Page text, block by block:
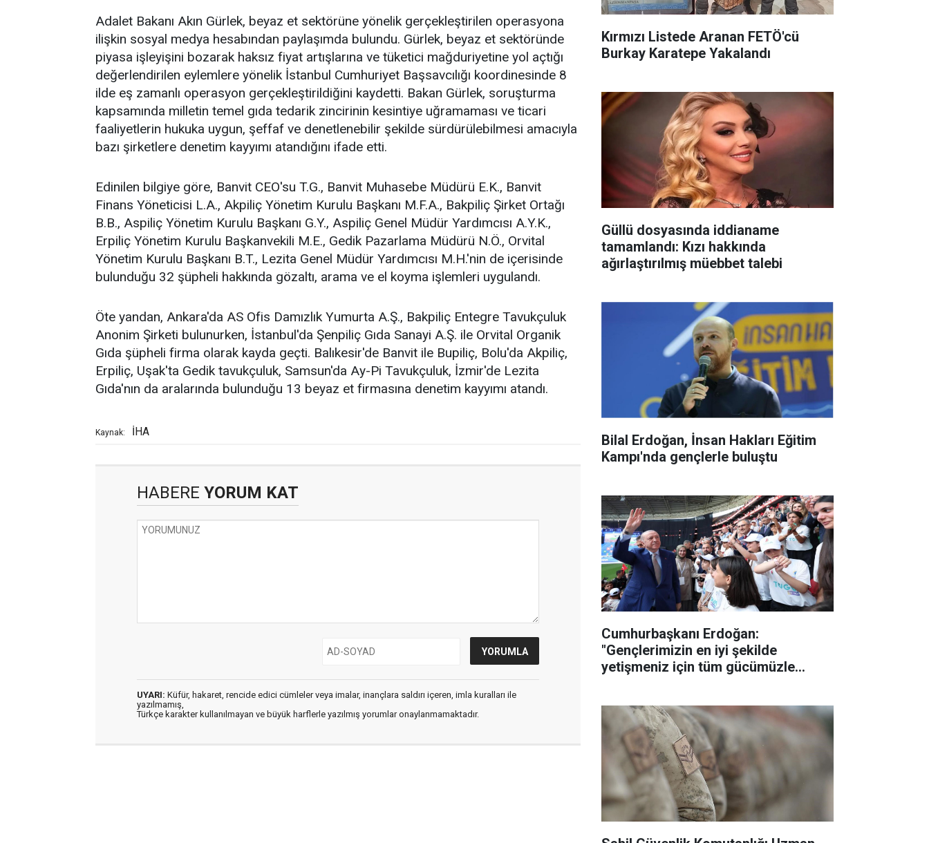
Adalet Bakanı Akın Gürlek, beyaz et sektörüne yönelik gerçekleştirilen operasyona
ilişkin sosyal medya hesabından paylaşımda bulundu. Gürlek, beyaz et sektöründe
piyasa işleyişini bozarak haksız fiyat artışlarına ve tüketici mağduriyetine yol açtığı
değerlendirilen eylemlere yönelik İstanbul Cumhuriyet Başsavcılığı koordinesinde 8
ilde eş zamanlı operasyon gerçekleştirildiğini kaydetti. Bakan Gürlek, soruşturma
kapsamında milletin temel gıda tedarik zincirinin kesintiye uğramaması ve ticari
faaliyetlerin hukuka uygun, şeffaf ve denetlenebilir şekilde sürdürülebilmesi amacıyla
bazı şirketlere denetim kayyımı atandığını ifade etti.
Edinilen bilgiye göre, Banvit CEO'su T.G., Banvit Muhasebe Müdürü E.K., Banvit
Finans Yöneticisi L.A., Akpiliç Yönetim Kurulu Başkanı M.F.A., Bakpiliç Şirket Ortağı
B.B., Aspiliç Yönetim Kurulu Başkanı G.Y., Aspiliç Genel Müdür Yardımcısı A.Y.K.,
Erpiliç Yönetim Kurulu Başkanvekili M.E., Gedik Pazarlama Müdürü N.Ö., Orvital
Yönetim Kurulu Başkanı B.T., Lezita Genel Müdür Yardımcısı M.H.'nin de içerisinde
bulunduğu 32 şüpheli hakkında gözaltı, arama ve el koyma işlemleri uygulandı.
Öte yandan, Ankara'da AS Ofis Damızlık Yumurta A.Ş., Bakpiliç Entegre Tavukçuluk
Anonim Şirketi bulunurken, İstanbul'da Şenpiliç Gıda Sanayi A.Ş. ile Orvital Organik
Gıda şüpheli firma olarak kayda geçti. Balıkesir'de Banvit ile Bupiliç, Bolu'da Akpiliç,
Erpiliç, Uşak'ta Gedik tavukçuluk, Samsun'da Ay-Pi Tavukçuluk, İzmir'de Lezita
Gıda'nın da aralarında bulunduğu 13 beyaz et firmasına denetim kayyımı atandı.
Kaynak: İHA
HABERE YORUM KAT
UYARI: Küfür, hakaret, rencide edici cümleler veya imalar, inançlara saldırı içeren, imla kuralları ile
yazılmamış,
Türkçe karakter kullanılmayan ve büyük harflerle yazılmış yorumlar onaylanmamaktadır.
Kırmızı Listede Aranan FETÖ'cü
Burkay Karatepe Yakalandı
Güllü dosyasında iddianame
tamamlandı: Kızı hakkında
ağırlaştırılmış müebbet talebi
Bilal Erdoğan, İnsan Hakları Eğitim
Kampı'nda gençlerle buluştu
Cumhurbaşkanı Erdoğan:
"Gençlerimizin en iyi şekilde
yetişmeniz için tüm gücümüzle